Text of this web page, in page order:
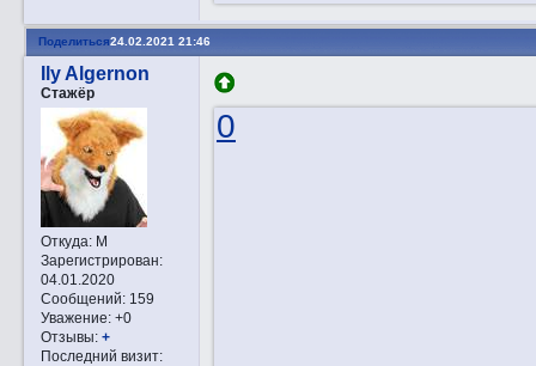
Поделиться24.02.2021 21:46
Ily Algernon
Стажёр
Откуда:М
Зарегистрирован:
04.01.2020
Сообщений:159
Уважение: +0
Отзывы: +
Последний визит:
0